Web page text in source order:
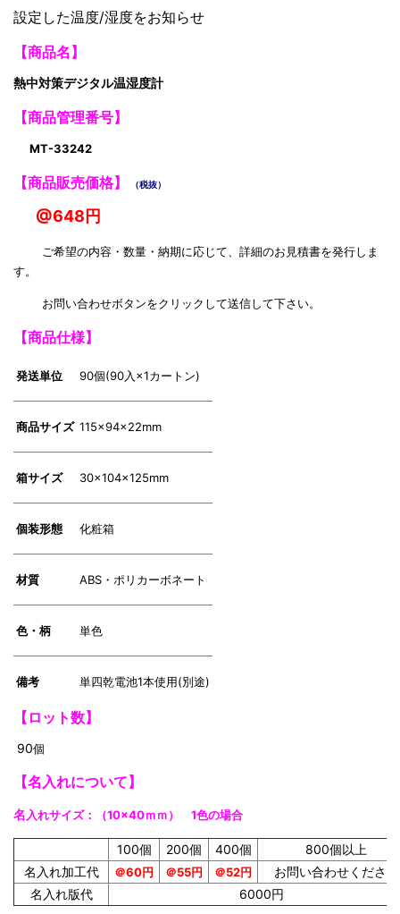
設定した温度/湿度をお知らせ
【商品名】
熱中対策デジタル温湿度計
【商品管理番号】
MT-33242
【商品販売価格】 （税抜）
@648円
ご希望の内容・数量・納期に応じて、詳細のお見積書を発行しま
す。
お問い合わせボタンをクリックして送信して下さい。
【商品仕様】
発送単位 90個(90入×1カートン)
商品サイズ 115×94×22mm
箱サイズ 30×104×125mm
個装形態 化粧箱
材質 ABS・ポリカーボネート
色・柄 単色
備考 単四乾電池1本使用(別途)
【 ロット数】
90個
【名入れについて】
名入れサイズ：（10×40ｍｍ） 1色の場合
100個 200個 400個
800個以上
名入れ加工代
＠60円 ＠55円 ＠52円
お問い合わせください
名入れ版代
6000円